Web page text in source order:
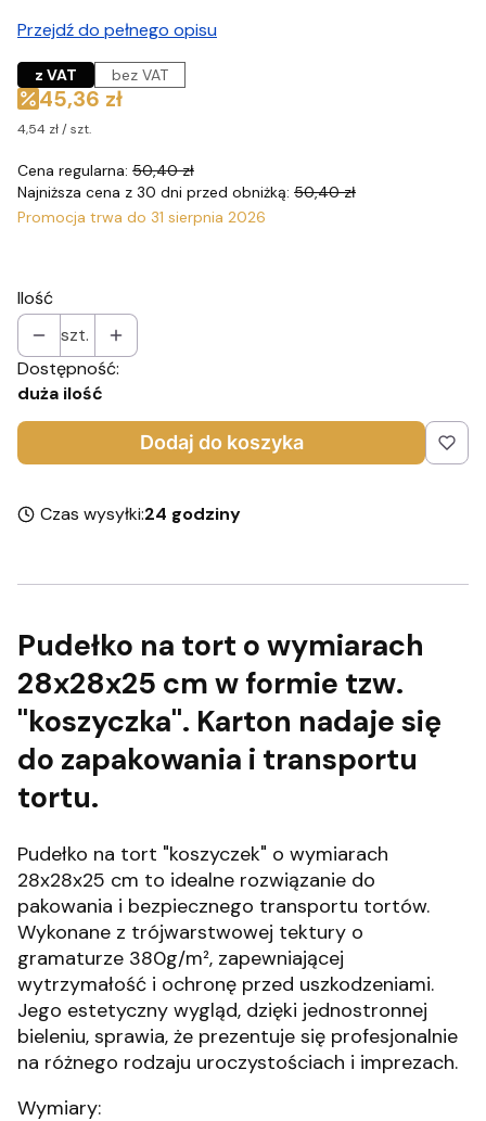
Przejdź do pełnego opisu
z VAT bez VAT
45,36 zł
4,54 zł / szt.
Cena regularna: 50,40 zł
Najniższa cena z 30 dni przed obniżką: 50,40 zł
Promocja trwa do 31 sierpnia 2026
Ilość
szt.
Dostępność:
duża ilość
Dodaj do koszyka
Czas wysyłki:24 godziny
Pudełko na tort o wymiarach
28x28x25 cm w formie tzw.
"koszyczka". Karton nadaje się
do zapakowania i transportu
tortu.
Pudełko na tort "koszyczek" o wymiarach
28x28x25 cm to idealne rozwiązanie do
pakowania i bezpiecznego transportu tortów.
Wykonane z trójwarstwowej tektury o
gramaturze 380g/m², zapewniającej
wytrzymałość i ochronę przed uszkodzeniami.
Jego estetyczny wygląd, dzięki jednostronnej
bieleniu, sprawia, że prezentuje się profesjonalnie
na różnego rodzaju uroczystościach i imprezach.
Wymiary: